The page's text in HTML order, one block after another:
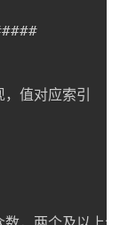
对应索引